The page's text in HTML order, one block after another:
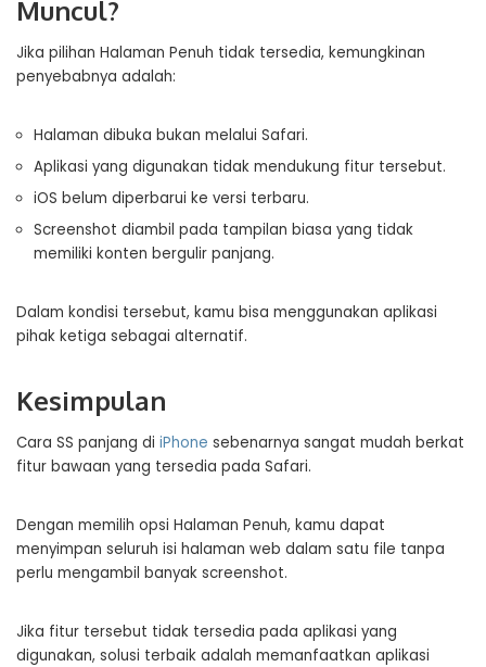
Muncul?
Jika pilihan Halaman Penuh tidak tersedia, kemungkinan
penyebabnya adalah:
Halaman dibuka bukan melalui Safari.
Aplikasi yang digunakan tidak mendukung fitur tersebut.
iOS belum diperbarui ke versi terbaru.
Screenshot diambil pada tampilan biasa yang tidak
memiliki konten bergulir panjang.
Dalam kondisi tersebut, kamu bisa menggunakan aplikasi
pihak ketiga sebagai alternatif.
Kesimpulan
Cara SS panjang di iPhone sebenarnya sangat mudah berkat
fitur bawaan yang tersedia pada Safari.
Dengan memilih opsi Halaman Penuh, kamu dapat
menyimpan seluruh isi halaman web dalam satu file tanpa
perlu mengambil banyak screenshot.
Jika fitur tersebut tidak tersedia pada aplikasi yang
digunakan, solusi terbaik adalah memanfaatkan aplikasi